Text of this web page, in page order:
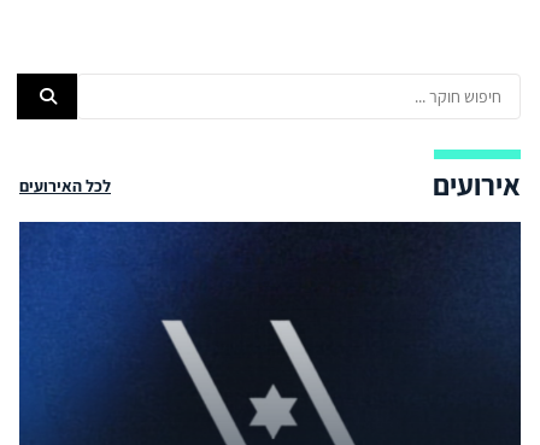
אירועים לכל האירועים